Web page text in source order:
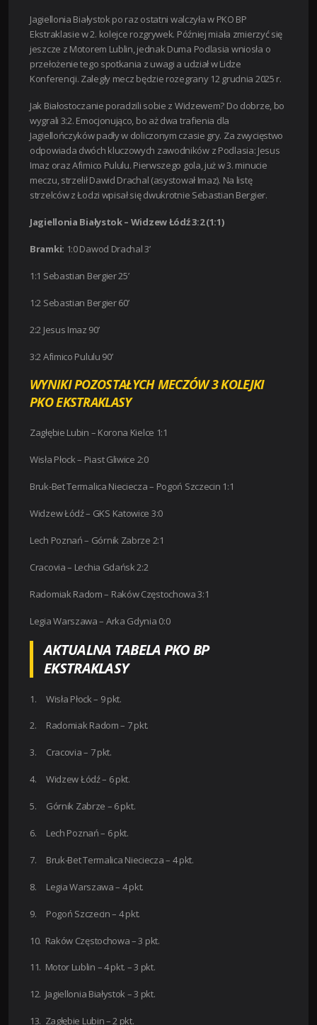
Jagiellonia Białystok po raz ostatni walczyła w PKO BP
Ekstraklasie w 2. kolejce rozgrywek. Później miała zmierzyć się
jeszcze z Motorem Lublin, jednak Duma Podlasia wniosła o
przełożenie tego spotkania z uwagi a udział w Lidze
Konferencji. Zaległy mecz będzie rozegrany 12 grudnia 2025 r.
Jak Białostoczanie poradzili sobie z Widzewem? Do dobrze, bo
wygrali 3:2. Emocjonująco, bo aż dwa trafienia dla
Jagiellończyków padły w doliczonym czasie gry. Za zwycięstwo
odpowiada dwóch kluczowych zawodników z Podlasia: Jesus
Imaz oraz Afimico Pululu. Pierwszego gola, już w 3. minucie
meczu, strzelił Dawid Drachal (asystował Imaz). Na listę
strzelców z Łodzi wpisał się dwukrotnie Sebastian Bergier.
Jagiellonia Białystok – Widzew Łódź 3:2 (1:1)
Bramki: 1:0 Dawod Drachal 3’
1:1 Sebastian Bergier 25’
1:2 Sebastian Bergier 60’
2:2 Jesus Imaz 90’
3:2 Afimico Pululu 90’
WYNIKI POZOSTAŁYCH MECZÓW 3 KOLEJKI
PKO EKSTRAKLASY
Zagłębie Lubin – Korona Kielce 1:1
Wisła Płock – Piast Gliwice 2:0
Bruk-Bet Termalica Nieciecza – Pogoń Szczecin 1:1
Widzew Łódź – GKS Katowice 3:0
Lech Poznań – Górnik Zabrze 2:1
Cracovia – Lechia Gdańsk 2:2
Radomiak Radom – Raków Częstochowa 3:1
Legia Warszawa – Arka Gdynia 0:0
AKTUALNA TABELA PKO BP
EKSTRAKLASY
1. Wisła Płock – 9 pkt.
2. Radomiak Radom – 7 pkt.
3. Cracovia – 7 pkt.
4. Widzew Łódź – 6 pkt.
5. Górnik Zabrze – 6 pkt.
6. Lech Poznań – 6 pkt.
7. Bruk-Bet Termalica Nieciecza – 4 pkt.
8. Legia Warszawa – 4 pkt.
9. Pogoń Szczecin – 4 pkt.
10. Raków Częstochowa – 3 pkt.
11. Motor Lublin – 4 pkt. – 3 pkt.
12. Jagiellonia Białystok – 3 pkt.
13. Zagłębie Lubin – 2 pkt.